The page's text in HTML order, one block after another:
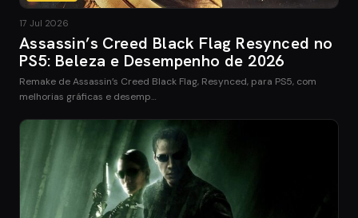
17 Jul 2026
Assassin’s Creed Black Flag Resynced no
PS5: Beleza e Desempenho de 2026
Remake de Assassin’s Creed Black Flag, Resynced, para PS5, com
melhorias gráficas e desemp…